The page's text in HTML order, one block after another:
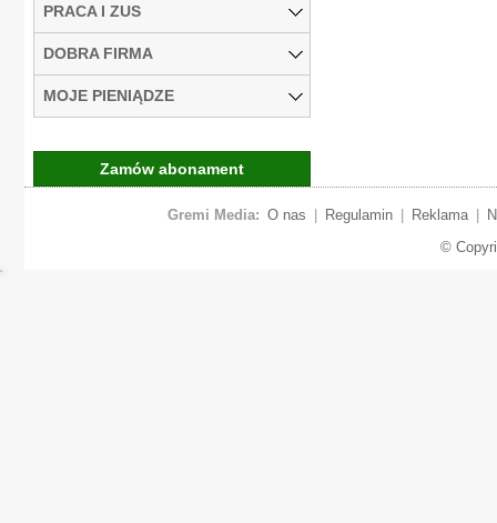
PRACA I ZUS
DOBRA FIRMA
MOJE PIENIĄDZE
Zamów abonament
Gremi Media: O nas Regulamin Reklama
©